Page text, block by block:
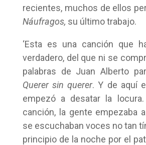
recientes, muchos de ellos
Náufragos, su último trabajo.
‘Esta es una canción que
verdadero, del que ni se
palabras de Juan Alberto
Querer sin querer. Y de aquí
empezó a desatar la
canción, la gente empezaba
se escuchaban voces no tan
principio de la noche por el